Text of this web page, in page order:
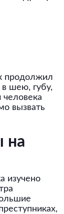
продолжил
в шею, губу,
вызвать
на
изучено